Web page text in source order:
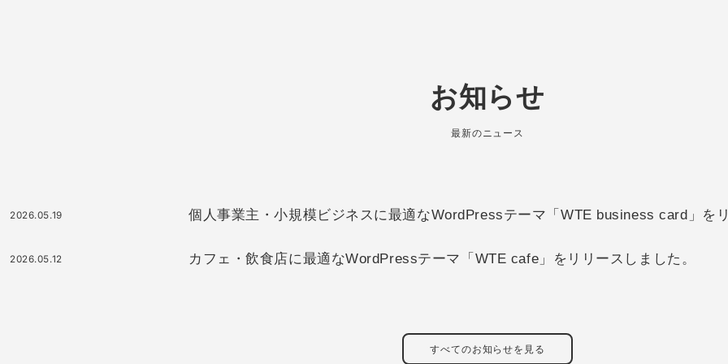
お知らせ
最新のニュース
2026.05.19 個人事業主・小規模ビジネスに最適なWordPressテーマ「WTE business card」を
2026.05.12 カフェ・飲食店に最適なWordPressテーマ「WTE cafe」をリリースしました。
すべてのお知らせを見る